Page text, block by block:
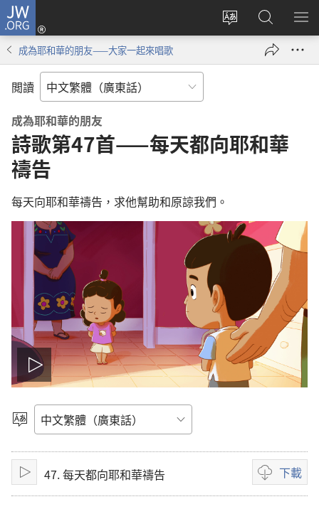
JW.ORG
更
登
錄
（開
搜
尋
JW.ORG
顯
成為耶和華的朋友——大家一起來唱歌
閲讀
成為耶和華的朋友
詩歌第47首——每天都向耶和華
禱告
每天向耶和華禱告，求他幫助和原諒我們。
播
放
影
片
選
語
言
播
放
47. 每天都向耶和華禱告 下載
錄
影